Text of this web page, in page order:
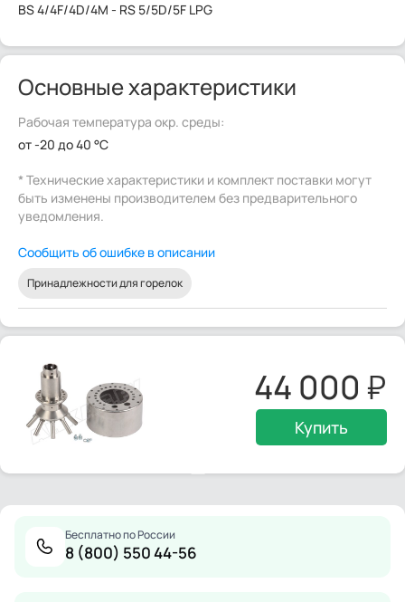
BS 4/4F/4D/4M - RS 5/5D/5F LPG
Основные характеристики
Рабочая температура окр. среды:
от -20 до 40 °C
* Технические характеристики и комплект поставки могут
быть изменены производителем без предварительного
уведомления.
Сообщить об ошибке в описании
Принадлежности для горелок
44 000
Купить
Бесплатно по России
8 (800) 550 44-56